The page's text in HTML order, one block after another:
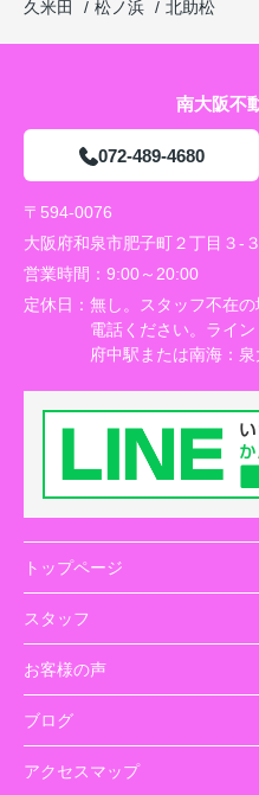
久米田
松ノ浜 北助松
南大阪不
072-489-4680
〒594-0076
大阪府和泉市肥子町２丁目３-
営業時間： 9:00～20:00
定休日： 無し。スタッフ不在
電話ください。ライ
府中駅または南海：泉
トップページ
スタッフ
お客様の声
ブログ
アクセスマップ